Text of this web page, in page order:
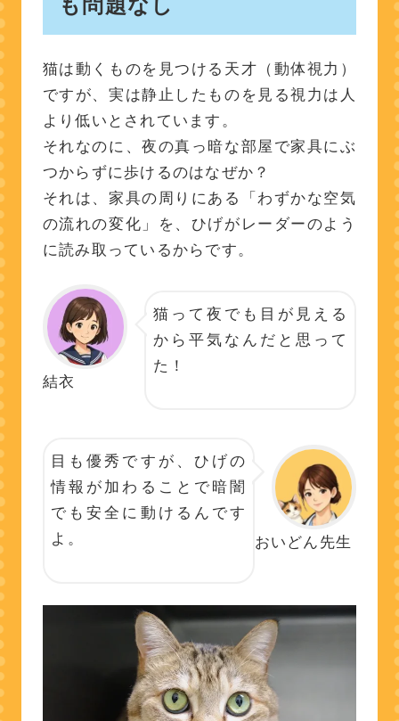
猫は動くものを見つける天才（動体視力）
ですが、実は静止したものを見る視力は人
より低いとされています。
それなのに、夜の真っ暗な部屋で家具にぶ
つからずに歩けるのはなぜか？
それは、家具の周りにある「わずかな空気
の流れの変化」を、ひげがレーダーのよう
に読み取っているからです。
結衣
猫って夜でも目が見える
から平気なんだと思って
た！
おいどん先生
目も優秀ですが、ひげの
情報が加わることで暗闇
でも安全に動けるんです
よ。